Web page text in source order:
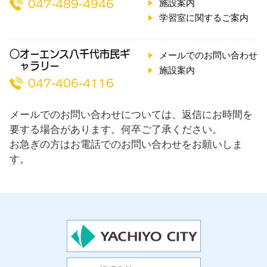
047-489-4946
施設案内
学習室に関するご案内
○オーエンス八千代市民ギ
ャラリー
047-406-4116
メールでのお問い合わせ
施設案内
メールでのお問い合わせについては、返信にお時間を
要する場合があります。何卒ご了承ください。
お急ぎの方はお電話でのお問い合わせをお願いしま
す。